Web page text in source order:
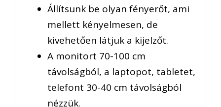
Állítsunk be olyan fényerőt, ami
mellett kényelmesen, de
kivehetően látjuk a kijelzőt.
A monitort 70-100 cm
távolságból, a laptopot, tabletet,
telefont 30-40 cm távolságból
nézzük.